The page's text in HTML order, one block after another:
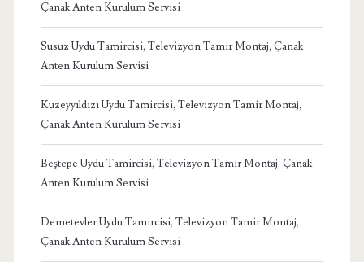
Çanak Anten Kurulum Servisi
Susuz Uydu Tamircisi, Televizyon Tamir Montaj, Çanak
Anten Kurulum Servisi
Kuzeyyıldızı Uydu Tamircisi, Televizyon Tamir Montaj,
Çanak Anten Kurulum Servisi
Beştepe Uydu Tamircisi, Televizyon Tamir Montaj, Çanak
Anten Kurulum Servisi
Demetevler Uydu Tamircisi, Televizyon Tamir Montaj,
Çanak Anten Kurulum Servisi